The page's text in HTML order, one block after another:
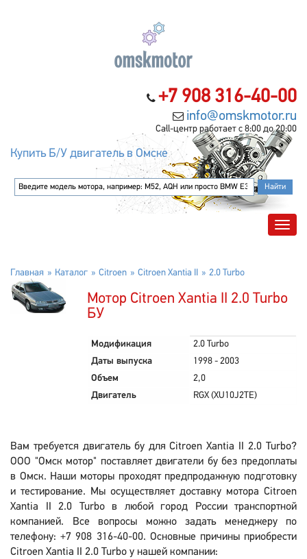
+7 908 316-40-00
info@omskmotor.ru
Call-центр работает с 8:00 до 20:00
Купить Б/У двигатель в Омске
Главная Каталог Citroen Citroen Xantia II 2.0 Turbo
Мотор Citroen Xantia II 2.0 Turbo
БУ
Модификация
2.0 Turbo
Даты выпуска
1998 - 2003
Объем
2,0
Двигатель
RGX (XU10J2TE)
Вам требуется двигатель бу для Citroen Xantia II 2.0 Turbo?
ООО "Омск мотор" поставляет двигатели бу без предоплаты
в Омск. Наши моторы проходят предпродажную подготовку
и тестирование. Мы осуществляет доставку мотора Citroen
Xantia II 2.0 Turbo в любой город России транспортной
компанией. Все вопросы можно задать менеджеру по
телефону: +7 908 316-40-00. Основные причины приобрести
Citroen Xantia II 2.0 Turbo у нашей компании: